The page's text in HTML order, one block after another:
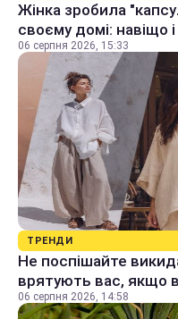
Жінка зробила
своєму домі: навіщо
06 серпня 2026, 15:33
ТРЕНДИ
Не поспішайте
врятують вас, якщо
06 серпня 2026, 14:58